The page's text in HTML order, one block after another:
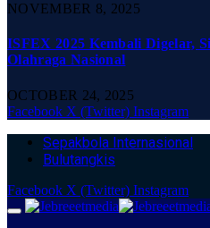
NOVEMBER 8, 2025
ISFEX 2025 Kembali Digelar,
Olahraga Nasional
OCTOBER 24, 2025
Facebook X (Twitter) Instagram
Sepakbola Internasional
Bulutangkis
Facebook X (Twitter) Instagram